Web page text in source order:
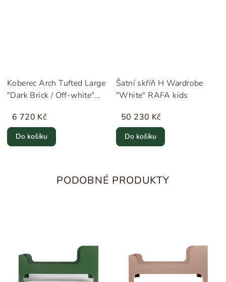
Koberec Arch Tufted Large
"Dark Brick / Off-white"
6 720 Kč
Do košíku
Šatní skříň H Wardrobe
"White" RAFA kids
50 230 Kč
Do košíku
PODOBNÉ PRODUKTY